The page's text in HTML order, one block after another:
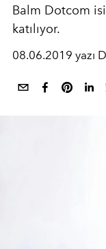
Balm Dotcom
katılıyor.
08.06.2019 yazı